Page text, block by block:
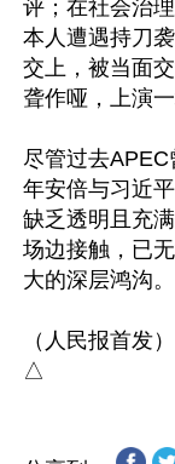
评；在社会治
本人遭遇持刀
交上，被当面
聋作哑，上演
尽管过去
年安倍与习近
缺乏透明且充
场边接触，已
大的深层鸿沟。
（人民报首发）